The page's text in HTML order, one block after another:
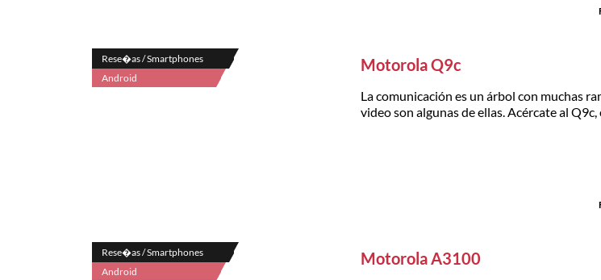
Rese�as / Smartphones
Android
Motorola Q9c
La comunicación es un árbol con muchas
video son algunas de ellas. Acércate al
Rese�as / Smartphones
Android
Motorola A3100